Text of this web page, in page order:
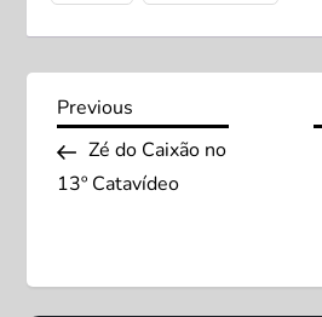
N
a
e
Previous
Post
Previous
Zé do Caixão no
13º Catavídeo